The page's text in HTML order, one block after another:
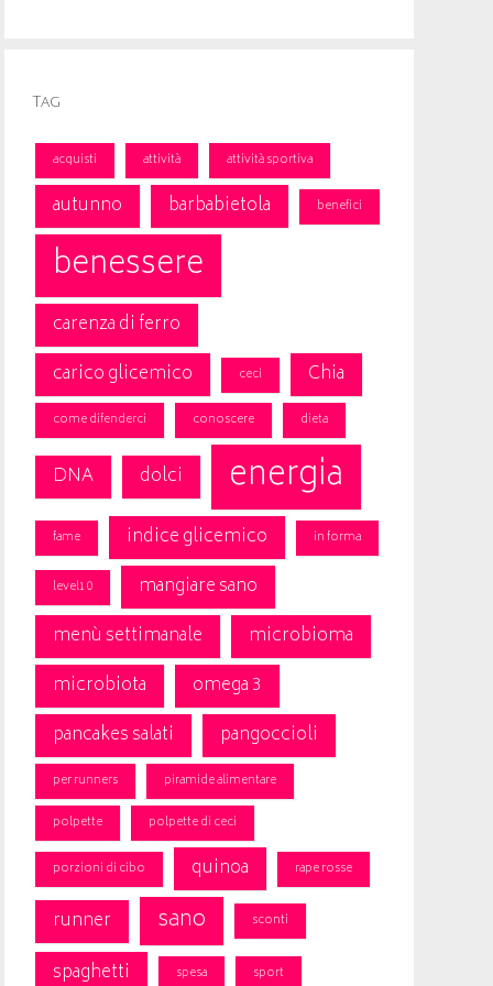
Tag
acquisti attività attività sportiva
autunno barbabietola benefici
benessere
carenza di ferro
carico glicemico
ceci Chia
come difenderci conoscere dieta
DNA dolci energia
fame indice glicemico in forma
level10
mangiare sano
menù settimanale
microbioma
microbiota
omega 3
pancakes salati
pangoccioli
per runners
piramide alimentare
polpette
polpette di ceci
porzioni di cibo quinoa rape rosse
runner sano sconti
spaghetti spesa sport